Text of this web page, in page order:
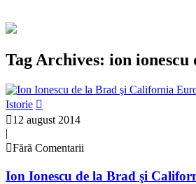
Tag Archives: ion ionescu
Istorie
12 august 2014
|
Fără Comentarii
Ion Ionescu de la Brad şi